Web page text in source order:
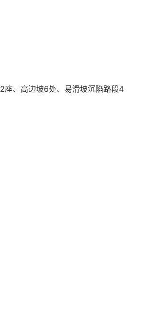
座、高边坡6处、易滑坡沉陷路段4